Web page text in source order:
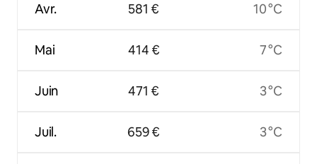
Avr.
Mai
Juin
Juil.
581 €
414 €
471 €
659 €
10 °C
7 °C
3 °C
3 °C